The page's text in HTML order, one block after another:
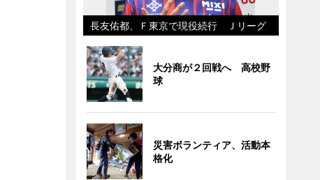
長友佑都、Ｆ東京で現役続行 Ｊリーグ
大分商が２回戦へ 高校野
球
災害ボランティア、活動本
格化